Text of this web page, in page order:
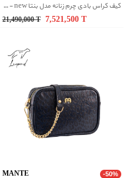
کیف کراس بادی چرم زنانه مدل بنتا new - مشکی
21,490,000 T 7,521,500
MANTE -50%